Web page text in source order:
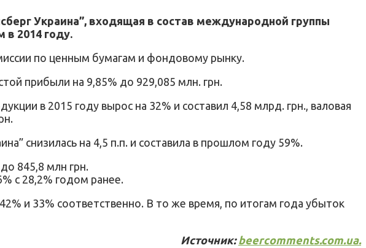
Украина”, входящая в состав международной группы
в 2014 году.
по ценным бумагам и фондовому рынку.
прибыли на 9,85% до 929,085 млн. грн.
в 2015 году вырос на 32% и составил 4,58 млрд. грн., валовая
снизилась на 4,5 п.п. и составила в прошлом году 59%.
845,8 млн грн.
с 28,2% годом ранее.
и 33% соответственно. В то же время, по итогам года убыток
Источник: beercomments.com.uа.